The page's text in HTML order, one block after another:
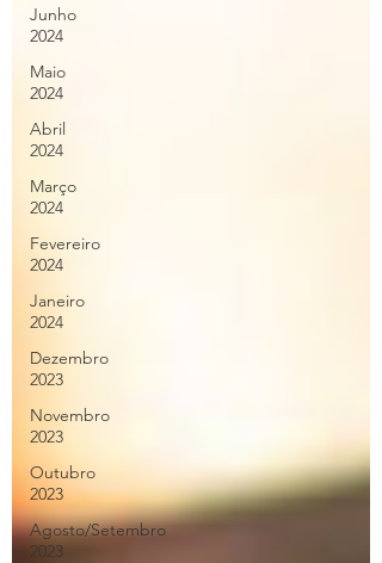
Junho
2024
Maio
2024
Abril
2024
Março
2024
Fevereiro
2024
Janeiro
2024
Dezembro
2023
Novembro
2023
Outubro
2023
Agosto/Setembro
2023